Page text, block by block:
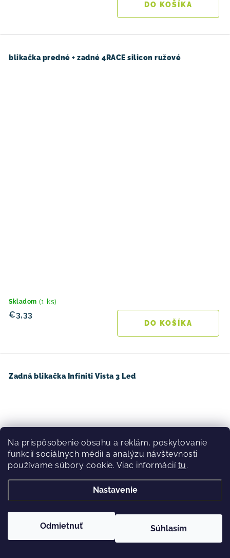
Na prispôsobenie obsahu a reklám, poskytovanie
funkcií sociálnych médií a analýzu návštevnosti
používame súbory cookie. Viac informácií tu.
Nastavenie
Odmietnuť Súhlasím
DO KOŠÍKA
blikačka predné + zadné 4RACE silicon ružové
Skladom (1 ks)
€3,33
DO KOŠÍKA
Zadná blikačka Infiniti Vista 3 Led